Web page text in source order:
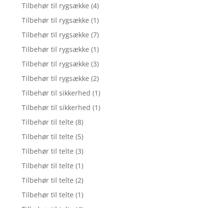
Tilbehør til rygsække (4)
Tilbehør til rygsække (1)
Tilbehør til rygsække (7)
Tilbehør til rygsække (1)
Tilbehør til rygsække (3)
Tilbehør til rygsække (2)
Tilbehør til sikkerhed (1)
Tilbehør til sikkerhed (1)
Tilbehør til telte (8)
Tilbehør til telte (5)
Tilbehør til telte (3)
Tilbehør til telte (1)
Tilbehør til telte (2)
Tilbehør til telte (1)